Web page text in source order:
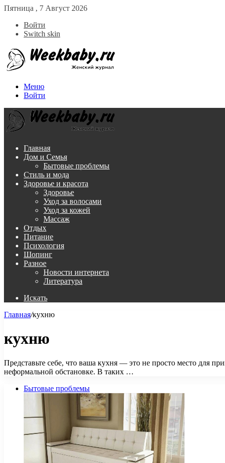
Пятница , 7 Август 2026
Войти
Switch skin
Меню
Войти
Главная
Дом и Семья
Бытовые проблемы
Стиль и мода
Здоровье и красота
Здоровье
Уход за волосами
Уход за кожей
Массаж
Отдых
Питание
Психология
Шопинг
Разное
Новости интернета
Литература
Искать
Главная/кухню
кухню
Представьте себе, что ваша кухня — это не просто место для
неформальной обстановке. В таких …
Бытовые проблемы